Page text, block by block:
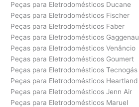
Peças para Eletrodomésticos Ducane
Peças para Eletrodomésticos Fischer
Peças para Eletrodomésticos Faber
Peças para Eletrodomésticos Gaggenau
Peças para Eletrodomésticos Venâncio
Peças para Eletrodomésticos Goumert
Peças para Eletrodomésticos Tecnogás
Peças para Eletrodomésticos Heartland
Peças para Eletrodomésticos Jenn Air
Peças para Eletrodomésticos Maruel